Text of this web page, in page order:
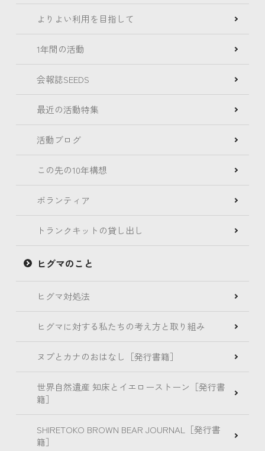
よりよい利用を目指して
1年間の活動
会報誌SEEDS
最近の活動特集
活動ブログ
この先の10年構想
ボランティア
トランクキットの貸し出し
ヒグマのこと
ヒグマ対処法
ヒグマに対する私たちの考え方と取り組み
ヌプとカナのおはなし［発行書籍］
世界自然遺産 知床とイエローストーン［発行書
籍］
SHIRETOKO BROWN BEAR JOURNAL［発行書
籍］